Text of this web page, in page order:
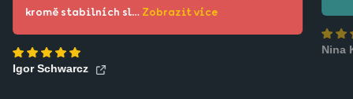
kromě stabilních sl… Zobrazit více
Igor Schwarcz
Nina